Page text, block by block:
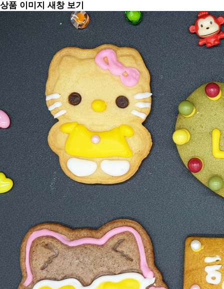
상품 이미지 새창 보기